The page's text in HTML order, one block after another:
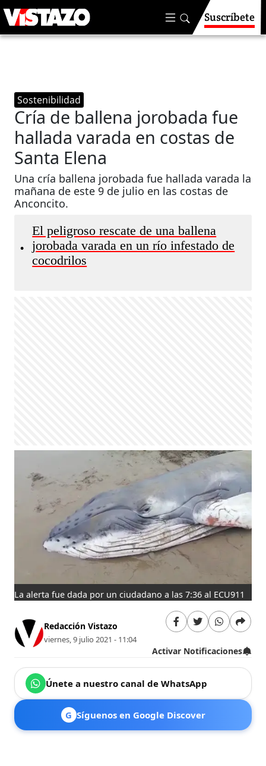
Suscríbete
Sostenibilidad
Cría de ballena jorobada fue
hallada varada en costas de
Santa Elena
Una cría ballena jorobada fue hallada varada la
mañana de este 9 de julio en las costas de
Anconcito.
•
El peligroso rescate de una ballena
jorobada varada en un río infestado de
cocodrilos
La alerta fue dada por un ciudadano a las 7:36 al ECU911
Redacción Vistazo
viernes, 9 julio 2021 - 11:04
Activar Notificaciones
Únete a nuestro canal de WhatsApp
G Síguenos en Google Discover